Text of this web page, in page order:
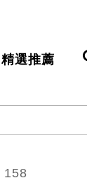
精選推薦
158